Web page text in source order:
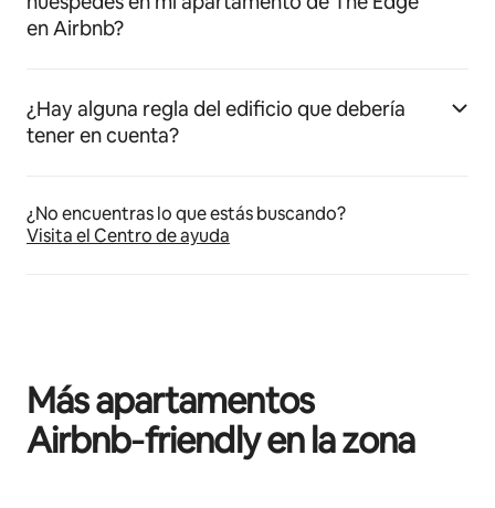
en Airbnb?
¿Hay alguna regla del edificio que debería
tener en cuenta?
¿No encuentras lo que estás buscando?
Visita el Centro de ayuda
Más apartamentos
Airbnb‑friendly en la zona